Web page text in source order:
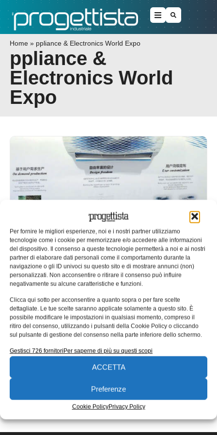
Per fornire le migliori esperienze, noi e i nostri partner utilizziamo
tecnologie come i cookie per memorizzare e/o accedere alle informazioni
del dispositivo. Il consenso a queste tecnologie permetterà a noi e ai nostri
partner di elaborare dati personali come il comportamento durante la
navigazione o gli ID univoci su questo sito e di mostrare annunci (non)
personalizzati. Non acconsentire o ritirare il consenso può influire
negativamente su alcune caratteristiche e funzioni.
Clicca qui sotto per acconsentire a quanto sopra o per fare scelte
dettagliate. Le tue scelte saranno applicate solamente a questo sito. È
possibile modificare le impostazioni in qualsiasi momento, compreso il
ritiro del consenso, utilizzando i pulsanti della Cookie Policy o cliccando
sul pulsante di gestione del consenso nella parte inferiore dello schermo.
Gestisci 726 fornitoriPer saperne di più su questi scopi
ACCETTA
Preferenze
Cookie PolicyPrivacy Policy
Home » ppliance & Electronics World Expo
ppliance &
Electronics World
Expo
Fatto e venduto!
Ed è arrivato anche il turno del condizionatore:
all’Appliance & Electronics World Expo a Shangai, Haier
ha proposto un condizionatore
27/07/2015
EDICOLA WEB
ISCRIVITI ALLA NEWSLETTER